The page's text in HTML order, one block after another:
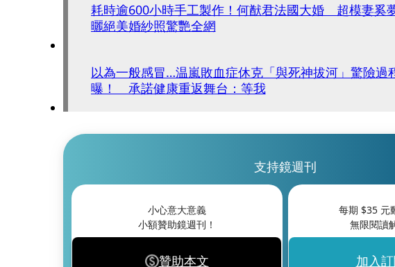
耗時逾600小時手工製作！何猷君法國大婚 超模妻奚
曬絕美婚紗照驚艷全網
以為一般感冒…温嵐敗血症休克「與死神拔河」驚險過
曝！ 承諾健康重返舞台：等我
支持鏡週刊
小心意大意義
小額贊助鏡週刊！
贊助本文
每期 $35元
無限閱讀
加入